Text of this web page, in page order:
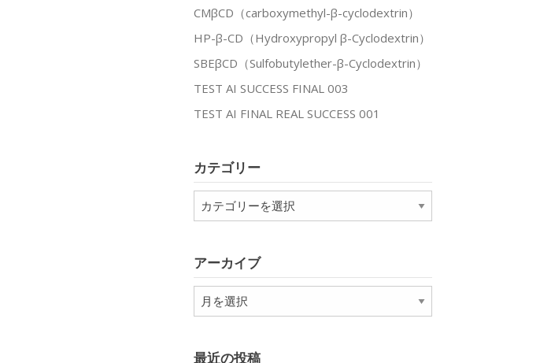
CMβCD（carboxymethyl-β-cyclodextrin）
HP-β-CD（Hydroxypropyl β-Cyclodextrin）
SBEβCD（Sulfobutylether-β-Cyclodextrin）
TEST AI SUCCESS FINAL 003
TEST AI FINAL REAL SUCCESS 001
カテゴリー
テ
ー
アーカイブ
ア
ー
最近の投稿